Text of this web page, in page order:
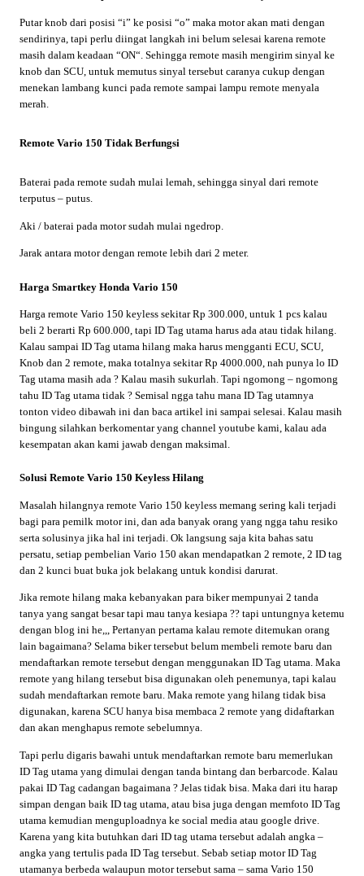
Putar knob dari posisi “i” ke posisi “o” maka motor akan mati dengan
sendirinya, tapi perlu diingat langkah ini belum selesai karena remote
masih dalam keadaan “ON“. Sehingga remote masih mengirim sinyal ke
knob dan SCU, untuk memutus sinyal tersebut caranya cukup dengan
menekan lambang kunci pada remote sampai lampu remote menyala
merah.
Remote Vario 150 Tidak Berfungsi
Baterai pada remote sudah mulai lemah, sehingga sinyal dari remote
terputus – putus.
Aki / baterai pada motor sudah mulai ngedrop.
Jarak antara motor dengan remote lebih dari 2 meter.
Harga Smartkey Honda Vario 150
Harga remote Vario 150 keyless sekitar Rp 300.000, untuk 1 pcs kalau
beli 2 berarti Rp 600.000, tapi ID Tag utama harus ada atau tidak hilang.
Kalau sampai ID Tag utama hilang maka harus mengganti ECU, SCU,
Knob dan 2 remote, maka totalnya sekitar Rp 4000.000, nah punya lo ID
Tag utama masih ada ? Kalau masih sukurlah. Tapi ngomong – ngomong
tahu ID Tag utama tidak ? Semisal ngga tahu mana ID Tag utamnya
tonton video dibawah ini dan baca artikel ini sampai selesai. Kalau masih
bingung silahkan berkomentar yang channel youtube kami, kalau ada
kesempatan akan kami jawab dengan maksimal.
Solusi Remote Vario 150 Keyless Hilang
Masalah hilangnya remote Vario 150 keyless memang sering kali terjadi
bagi para pemilk motor ini, dan ada banyak orang yang ngga tahu resiko
serta solusinya jika hal ini terjadi. Ok langsung saja kita bahas satu
persatu, setiap pembelian Vario 150 akan mendapatkan 2 remote, 2 ID tag
dan 2 kunci buat buka jok belakang untuk kondisi darurat.
Jika remote hilang maka kebanyakan para biker mempunyai 2 tanda
tanya yang sangat besar tapi mau tanya kesiapa ?? tapi untungnya ketemu
dengan blog ini he,,, Pertanyan pertama kalau remote ditemukan orang
lain bagaimana? Selama biker tersebut belum membeli remote baru dan
mendaftarkan remote tersebut dengan menggunakan ID Tag utama. Maka
remote yang hilang tersebut bisa digunakan oleh penemunya, tapi kalau
sudah mendaftarkan remote baru. Maka remote yang hilang tidak bisa
digunakan, karena SCU hanya bisa membaca 2 remote yang didaftarkan
dan akan menghapus remote sebelumnya.
Tapi perlu digaris bawahi untuk mendaftarkan remote baru memerlukan
ID Tag utama yang dimulai dengan tanda bintang dan berbarcode. Kalau
pakai ID Tag cadangan bagaimana ? Jelas tidak bisa. Maka dari itu harap
simpan dengan baik ID tag utama, atau bisa juga dengan memfoto ID Tag
utama kemudian menguploadnya ke social media atau google drive.
Karena yang kita butuhkan dari ID tag utama tersebut adalah angka –
angka yang tertulis pada ID Tag tersebut. Sebab setiap motor ID Tag
utamanya berbeda walaupun motor tersebut sama – sama Vario 150